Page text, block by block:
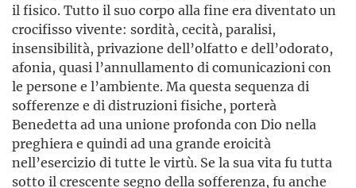
il fisico. Tutto il suo corpo alla fine era diventato un
crocifisso vivente: sordità, cecità, paralisi,
insensibilità, privazione dell’olfatto e dell’odorato,
afonia, quasi l’annullamento di comunicazioni con
le persone e l’ambiente. Ma questa sequenza di
sofferenze e di distruzioni fisiche, porterà
Benedetta ad una unione profonda con Dio nella
preghiera e quindi ad una grande eroicità
nell’esercizio di tutte le virtù. Se la sua vita fu tutta
sotto il crescente segno della sofferenza, fu anche